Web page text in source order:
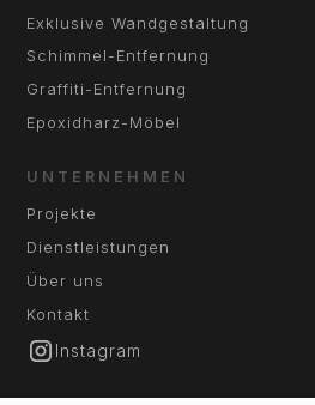
Exklusive Wandgestaltung
Schimmel-Entfernung
Graffiti-Entfernung
Epoxidharz-Möbel
UNTERNEHMEN
Projekte
Dienstleistungen
Über uns
Kontakt
Instagram